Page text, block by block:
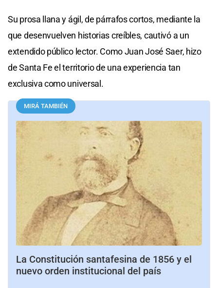
Su prosa llana y ágil, de párrafos cortos, mediante la
que desenvuelven historias creíbles, cautivó a un
extendido público lector. Como Juan José Saer, hizo
de Santa Fe el territorio de una experiencia tan
exclusiva como universal.
MIRÁ TAMBIÉN
La Constitución santafesina de 1856 y el
nuevo orden institucional del país